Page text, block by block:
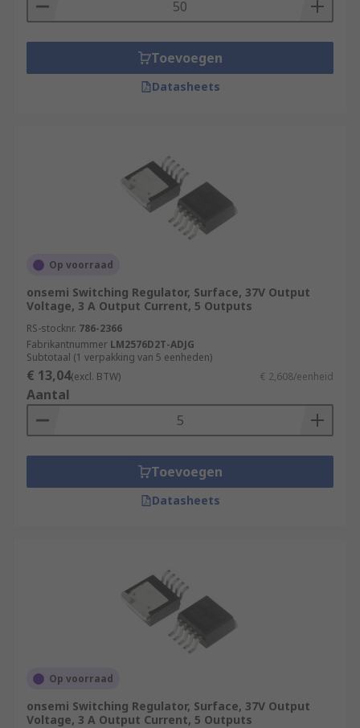
Toevoegen
Datasheets
Op voorraad
onsemi Switching Regulator, Surface, 37V Output
Voltage, 3 A Output Current, 5 Outputs
RS-stocknr. 786-2366
Fabrikantnummer LM2576D2T-ADJG
Subtotaal (1 verpakking van 5 eenheden)
€ 13,04(excl. BTW) € 2,608/eenheid
Aantal
Toevoegen
Datasheets
Op voorraad
onsemi Switching Regulator, Surface, 37V Output
Voltage, 3 A Output Current, 5 Outputs